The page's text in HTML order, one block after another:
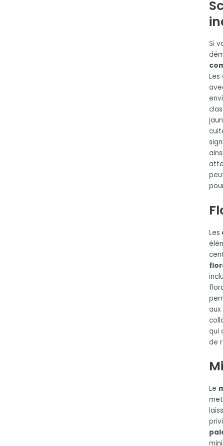
Si
Les
qui
de
Le